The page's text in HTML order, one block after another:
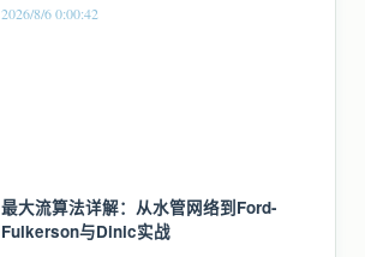
2026/8/6 0:00:42
最大流算法详解：从水管网络到Ford-
Fulkerson与Dinic实战